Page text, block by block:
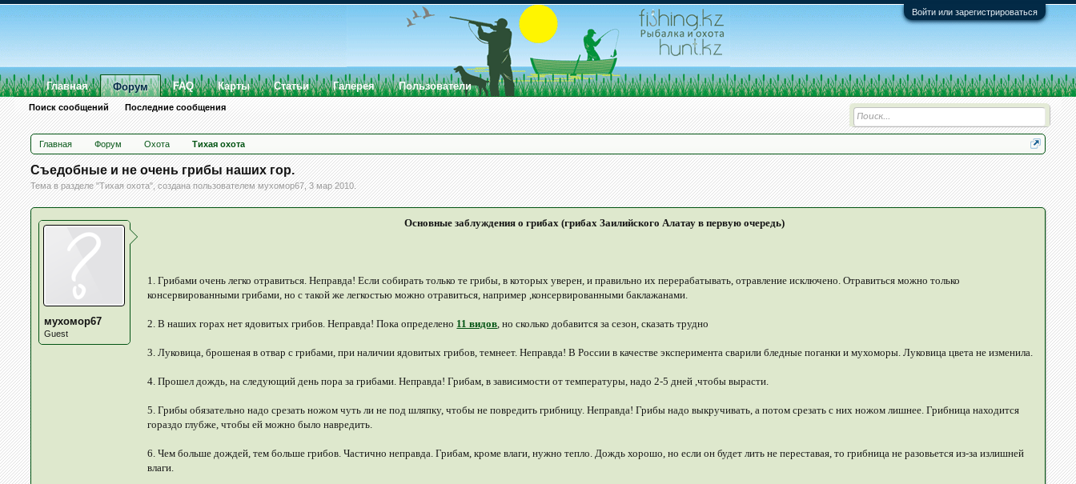
Войти или зарегистрироваться
Главная Форум Охота Тихая охота
Съедобные и не очень грибы наших гор.
Тема в разделе "Тихая охота", создана пользователеммухомор67,3 мар 2010.
мухомор67
Guest
Основные заблуждения о грибах (грибах Заилийского Алатау в первую очередь)
1. Грибами очень легко отравиться. Неправда! Если собирать только те грибы, в которых уверен, и правильно их перерабатывать, отравление исключено. Отравиться можно только
консервированными грибами, но с такой же легкостью можно отравиться, например ,консервированными баклажанами.
2. В наших горах нет ядовитых грибов. Неправда! Пока определено 11 видов, но сколько добавится за сезон, сказать трудно
3. Луковица, брошеная в отвар с грибами, при наличии ядовитых грибов, темнеет. Неправда! В России в качестве эксперимента сварили бледные поганки и мухоморы. Луковица цвета не изменила.
4. Прошел дождь, на следующий день пора за грибами. Неправда! Грибам, в зависимости от температуры, надо 2-5 дней ,чтобы вырасти.
5. Грибы обязательно надо срезать ножом чуть ли не под шляпку, чтобы не повредить грибницу. Неправда! Грибы надо выкручивать, а потом срезать с них ножом лишнее. Грибница находится
гораздо глубже, чтобы ей можно было навредить.
6. Чем больше дождей, тем больше грибов. Частично неправда. Грибам, кроме влаги, нужно тепло. Дождь хорошо, но если он будет лить не переставая, то грибница не разовьется из-за излишней
влаги.
Главная Форум
Поиск сообщений Последние сообщения
FAQ Карты Статьи Галерея Пользователи